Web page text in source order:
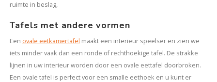
ruimte in beslag,
Tafels met andere vormen
Een ovale eetkamertafel maakt een interieur speelser en zien we
iets minder vaak dan een ronde of rechthoekige tafel. De strakke
lijnen in uw interieur worden door een ovale eettafel doorbroken.
Een ovale tafel is perfect voor een smalle eethoek en u kunt er